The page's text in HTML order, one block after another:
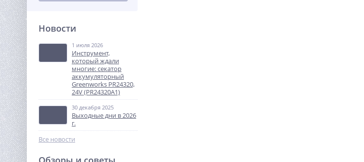
Бензиновая газонокосилка
28 420руб.
%
Новости
1 июля 2026
Инструмент,
который ждали
многие: секатор
аккумуляторный
Greenworks PR24320,
24V (PR24320A1)
30 декабря 2025
Выходные дни в 2026
г.
Все новости